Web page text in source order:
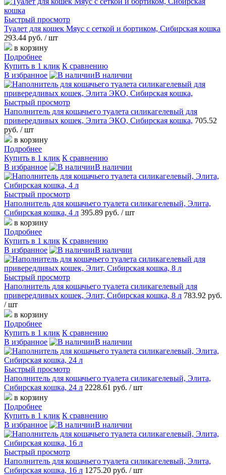
Быстрый просмотр
Туалет для кошек Мяус с сеткой и бортиком, Сибирская кошка
293.44 руб. / шт
в корзину
Подробнее
Купить в 1 клик К сравнению
В избранное
В наличии
Быстрый просмотр
Наполнитель для кошачьего туалета силикагелевый для
привередливых кошек, Элита ЭКО, Сибирская кошка, 705.52
руб. / шт
в корзину
Подробнее
Купить в 1 клик К сравнению
В избранное
В наличии
Быстрый просмотр
Наполнитель для кошачьего туалета силикагелевый, Элита,
Сибирская кошка, 4 л 395.89 руб. / шт
в корзину
Подробнее
Купить в 1 клик К сравнению
В избранное
В наличии
Быстрый просмотр
Наполнитель для кошачьего туалета силикагелевый для
привередливых кошек, Элит, Сибирская кошка, 8 л 783.92 руб.
/ шт
в корзину
Подробнее
Купить в 1 клик К сравнению
В избранное
В наличии
Быстрый просмотр
Наполнитель для кошачьего туалета силикагелевый, Элита,
Сибирская кошка, 24 л 2228.61 руб. / шт
в корзину
Подробнее
Купить в 1 клик К сравнению
В избранное
В наличии
Быстрый просмотр
Наполнитель для кошачьего туалета силикагелевый, Элита,
Сибирская кошка, 16 л 1275.20 руб. / шт